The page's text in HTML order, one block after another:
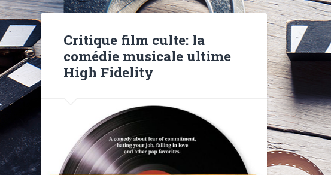
Critique film culte: la
comédie musicale ultime
High Fidelity